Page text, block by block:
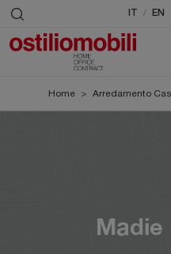
/ EN
Home > Arredamento
Madie